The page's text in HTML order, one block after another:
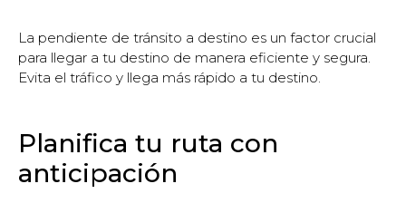
La pendiente de tránsito a destino es un factor crucial
para llegar a tu destino de manera eficiente y segura.
Evita el tráfico y llega más rápido a tu destino.
Planifica tu ruta con
anticipación